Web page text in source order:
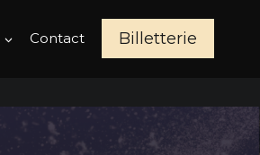
Contact Billetterie